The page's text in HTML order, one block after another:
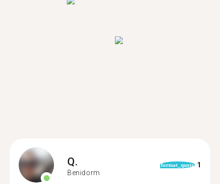
Q.
Benidorm
format_quote 1